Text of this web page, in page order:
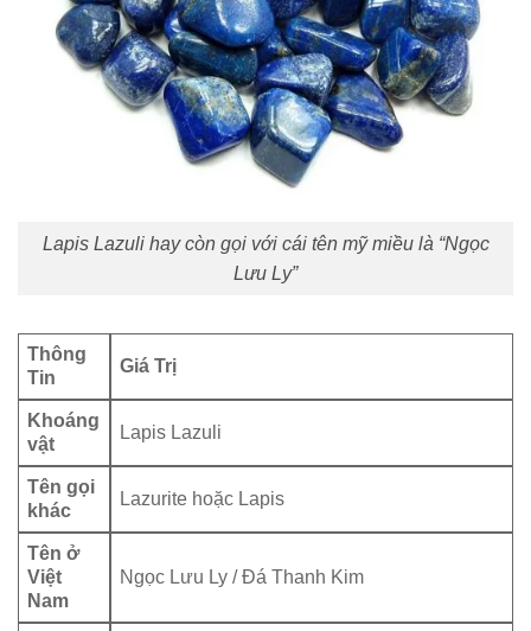
Lapis Lazuli hay còn gọi với cái tên mỹ miều là “Ngọc
Lưu Ly”
Thông
Tin
Giá Trị
Khoáng
vật
Lapis Lazuli
Tên gọi
khác
Lazurite hoặc Lapis
Tên ở
Việt
Nam
Ngọc Lưu Ly / Đá Thanh Kim